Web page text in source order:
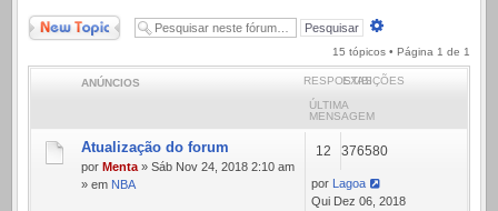
Novo Tópico
15 tópicos • Página 1 de 1
ANÚNCIOS RESPOSTASEXIBIÇÕES
ÚLTIMA
MENSAGEM
Atualização do forum
por Menta » Sáb Nov 24, 2018 2:10 am
» em NBA
12 376580
por
Lagoa
Qui Dez 06, 2018